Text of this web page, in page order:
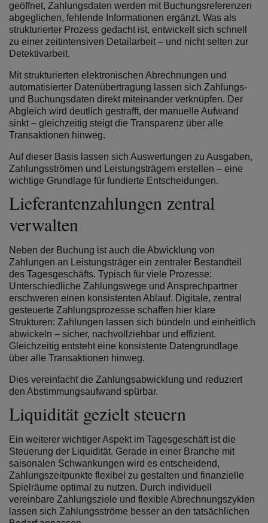
geöffnet, Zahlungsdaten werden mit Buchungsreferenzen
abgeglichen, fehlende Informationen ergänzt. Was als
strukturierter Prozess gedacht ist, entwickelt sich schnell
zu einer zeitintensiven Detailarbeit – und nicht selten zur
Detektivarbeit.
Mit strukturierten elektronischen Abrechnungen und
automatisierter Datenübertragung lassen sich Zahlungs-
und Buchungsdaten direkt miteinander verknüpfen. Der
Abgleich wird deutlich gestrafft, der manuelle Aufwand
sinkt – gleichzeitig steigt die Transparenz über alle
Transaktionen hinweg.
Auf dieser Basis lassen sich Auswertungen zu Ausgaben,
Zahlungsströmen und Leistungsträgern erstellen – eine
wichtige Grundlage für fundierte Entscheidungen.
Lieferantenzahlungen zentral
verwalten
Neben der Buchung ist auch die Abwicklung von
Zahlungen an Leistungsträger ein zentraler Bestandteil
des Tagesgeschäfts. Typisch für viele Prozesse:
Unterschiedliche Zahlungswege und Ansprechpartner
erschweren einen konsistenten Ablauf. Digitale, zentral
gesteuerte Zahlungsprozesse schaffen hier klare
Strukturen: Zahlungen lassen sich bündeln und einheitlich
abwickeln – sicher, nachvollziehbar und effizient.
Gleichzeitig entsteht eine konsistente Datengrundlage
über alle Transaktionen hinweg.
Dies vereinfacht die Zahlungsabwicklung und reduziert
den Abstimmungsaufwand spürbar.
Liquidität gezielt steuern
Ein weiterer wichtiger Aspekt im Tagesgeschäft ist die
Steuerung der Liquidität. Gerade in einer Branche mit
saisonalen Schwankungen wird es entscheidend,
Zahlungszeitpunkte flexibel zu gestalten und finanzielle
Spielräume optimal zu nutzen. Durch individuell
vereinbare Zahlungsziele und flexible Abrechnungszyklen
lassen sich Zahlungsströme besser an den tatsächlichen